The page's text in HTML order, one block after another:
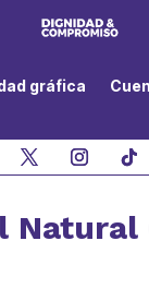
gráfica